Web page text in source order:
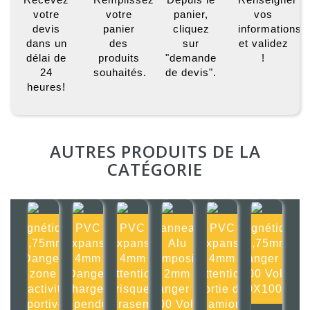
votre
devis
dans un
délai de
24
heures!
votre
panier
des
produits
souhaités.
panier,
cliquez
sur
"demande
de devis".
vos
informations
et validez
!
AUTRES PRODUITS DE LA
CATÉGORIE
Magnétique
0,75mm
Danger
zone
d'activité
sportive
PVC
Expansé
4mm
Danger
charges
suspendues
PVC
Expansé
4mm
Attention
risque
d'écrasement
Panneau
Alu
composite
2mm
Danger 11
000 Volts
PVC
Expansé
4mm
Attention
sortie de
camion
Magnétique
0,75mm
Danger 11
000 Volts
100X100mm